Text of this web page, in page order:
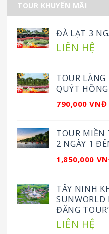
TOUR KHUYẾN MÃI
ĐÀ LẠT 3
LIÊN HỆ
TOUR LÀNG
QUÝT
790,000 VNĐ
TOUR MIỀN
2 NGÀY 1
1,850,000
TÂY NINH
ĐĂNG
LIÊN HỆ